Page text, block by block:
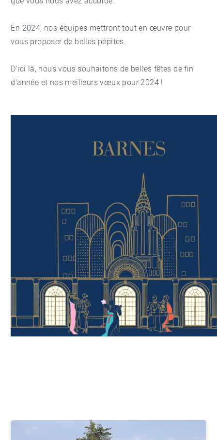
En 2024, nos équipes mettront tout en œuvre pour
vous proposer de belles pépites.
D'ici là, nous vous souhaitons de belles fêtes de fin
d'année et nos meilleurs vœux pour 2024 !